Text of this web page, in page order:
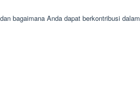
bagaimana Anda dapat berkontribusi dalam